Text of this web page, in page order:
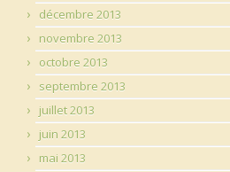
décembre 2013
novembre 2013
octobre 2013
septembre 2013
juillet 2013
juin 2013
mai 2013